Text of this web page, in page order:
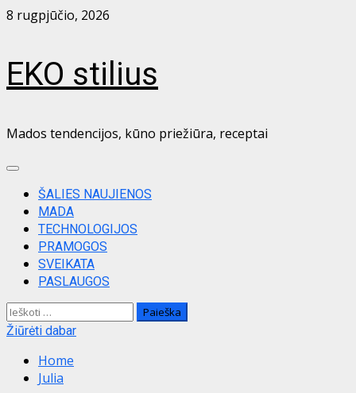
Skip
8 rugpjūčio, 2026
EKO stilius
Mados tendencijos, kūno priežiūra, receptai
Primary
MenuŠALIES NAUJIENOS
MADA
TECHNOLOGIJOS
PRAMOGOS
SVEIKATA
PASLAUGOS
Ieškoti:
Žiūrėti dabar
Home
Julia